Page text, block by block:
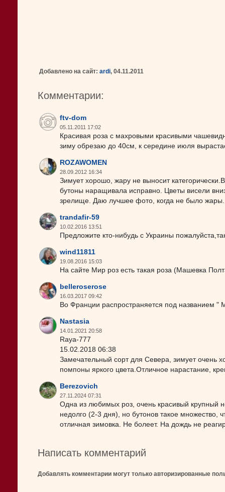
Добавлено на сайт: ardi, 04.11.2011
Комментарии:
ftv-dom
05.11.2011 17:02
Красивая роза с махровыми красивыми
зиму обрезаю до 40см, к середине июля
ROZAWOMEN
28.09.2012 16:34
Зимует хорошо, жару не выносит
бутоны наращивала исправно. Цветы висели
зрелище. Даю лучшее фото, когда не было жары.
trandafir-59
10.02.2016 13:51
Предложите кто-нибудь с Украины
wind11811
19.08.2016 15:03
На сайте Мир роз есть такая роза (Машевка
belleroserose
16.03.2017 09:42
Во Франции распространяется под названием "
Nastasia
14.01.2021 20:58
Raya-777
15.02.2018 06:38
Замечательный сорт для Севера, зимует очень
помпоны яркого цвета.Отличное нарастание,
Berezovich
27.11.2024 07:31
Одна из любимых роз, очень красивый крупный
недолго (2-3 дня), но бутонов такое множество,
отличная зимовка. Не болеет. На дождь не
Написать комментарий
Добавлять комментарии могут только авторизированные